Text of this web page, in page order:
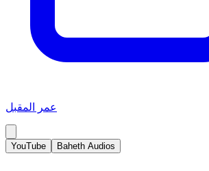
عمر المقبل
YouTube Baheth Audios